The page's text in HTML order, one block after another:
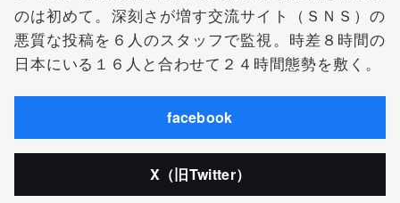
のは初めて。深刻さが増す交流サイト（ＳＮＳ）の
悪質な投稿を６人のスタッフで監視。時差８時間の
日本にいる１６人と合わせて２４時間態勢を敷く。
facebook
X（旧Twitter）